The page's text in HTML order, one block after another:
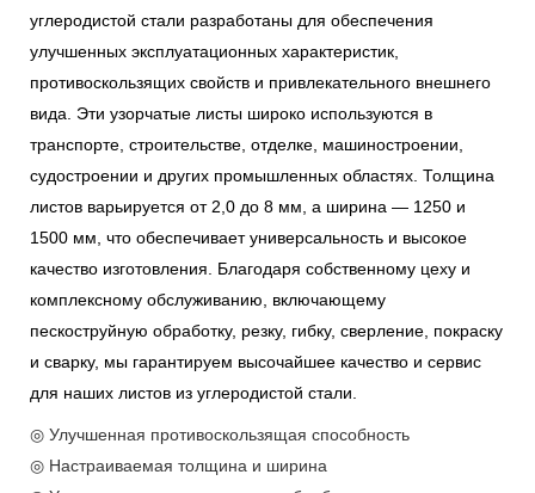
углеродистой стали разработаны для обеспечения
улучшенных эксплуатационных характеристик,
противоскользящих свойств и привлекательного внешнего
вида. Эти узорчатые листы широко используются в
транспорте, строительстве, отделке, машиностроении,
судостроении и других промышленных областях. Толщина
листов варьируется от 2,0 до 8 мм, а ширина — 1250 и
1500 мм, что обеспечивает универсальность и высокое
качество изготовления. Благодаря собственному цеху и
комплексному обслуживанию, включающему
пескоструйную обработку, резку, гибку, сверление, покраску
и сварку, мы гарантируем высочайшее качество и сервис
для наших листов из углеродистой стали.
◎ Улучшенная противоскользящая способность
◎ Настраиваемая толщина и ширина